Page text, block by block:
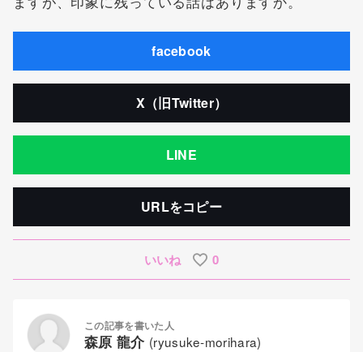
facebook
X（旧Twitter）
LINE
URLをコピー
いいね 0
この記事を書いた人
森原 龍介 (ryusuke-morihara)